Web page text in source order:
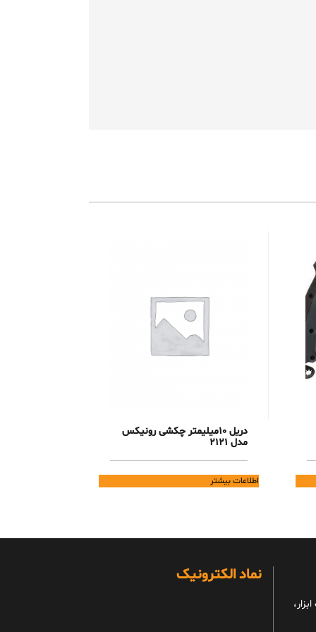
دریل 10میلیمتر چکشی رونیکس
مدل 2121
اطلاعات بیشتر
نماد الکترونیک